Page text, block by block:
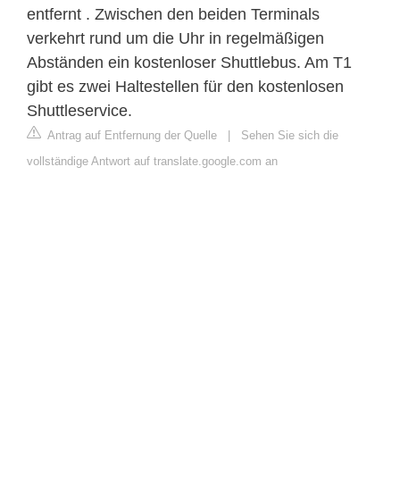
entfernt . Zwischen den beiden Terminals
verkehrt rund um die Uhr in regelmäßigen
Abständen ein kostenloser Shuttlebus. Am T1
gibt es zwei Haltestellen für den kostenlosen
Shuttleservice.
Antrag auf Entfernung der Quelle | Sehen Sie sich die
vollständige Antwort auf translate.google.com an